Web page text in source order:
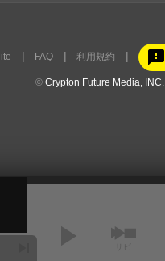
FAQ 利用規約 feedback
© Crypton Future Media, INC.
play_arrow サビ